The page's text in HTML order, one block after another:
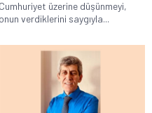
Cumhuriyet üzerine düşünmeyi,
onun verdiklerini saygıyla...